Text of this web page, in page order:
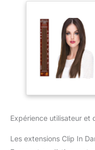
Expérience utilisateur et
Les extensions Clip In